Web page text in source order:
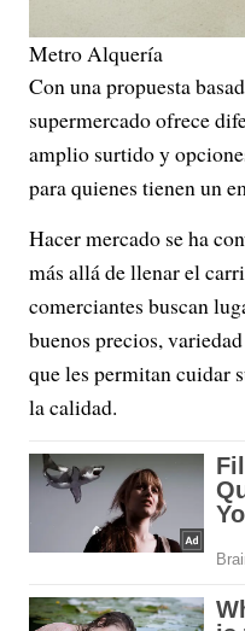
Metro Alquería
Con una propuesta
supermercado ofrece
amplio surtido y
para quienes tienen un
Hacer mercado se ha
más allá de llenar el
comerciantes buscan
buenos precios,
que les permitan cuidar
la calidad.